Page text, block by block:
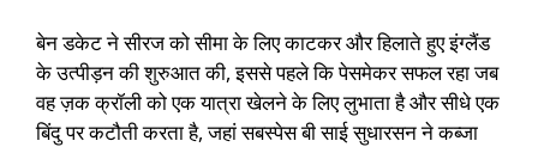
बेन डकेट ने सीरज को सीमा के लिए काटकर और हिलाते हुए इंग्लैंड
के उत्पीड़न की शुरुआत की, इससे पहले कि पेसमेकर सफल रहा जब
वह ज़क क्रॉली को एक यात्रा खेलने के लिए लुभाता है और सीधे एक
बिंदु पर कटौती करता है, जहां सबस्पेस बी साई सुधारसन ने कब्जा